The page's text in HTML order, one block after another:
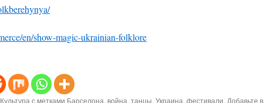
en/show-magic-ukrainian-folklore
Культура с метками Барселона, война, танцы, Украина, фестивали. Добавьте в